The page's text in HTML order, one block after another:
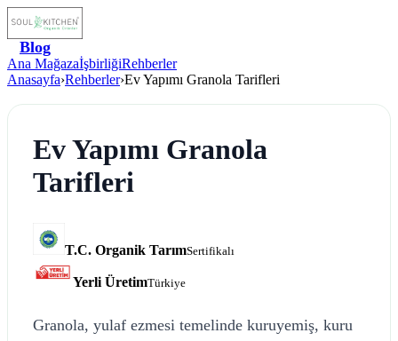
Blog
Ana MağazaİşbirliğiRehberler
Anasayfa›Rehberler›Ev Yapımı Granola Tarifleri
Ev Yapımı Granola
Tarifleri
T.C. Organik TarımSertifikalı
Yerli ÜretimTürkiye
Granola, yulaf ezmesi temelinde kuruyemiş, kuru